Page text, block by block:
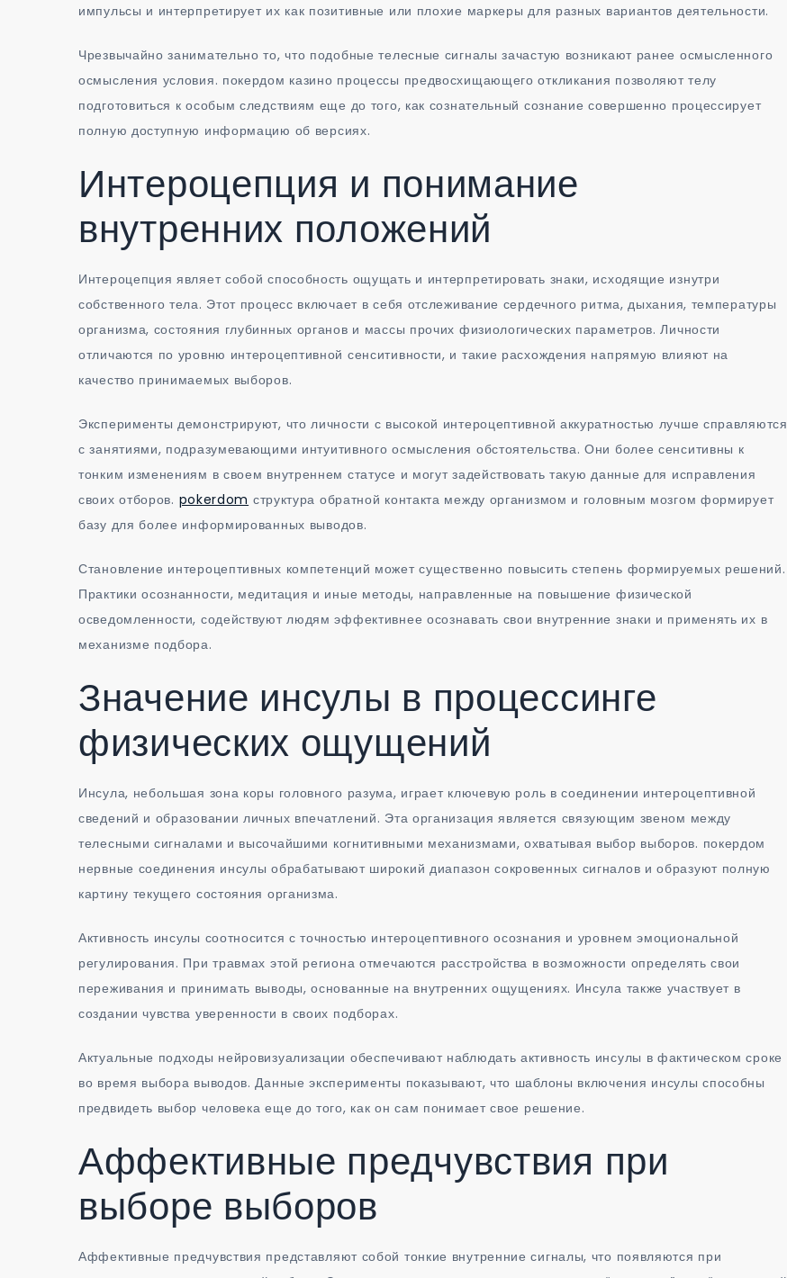
импульсы и интерпретирует их как позитивные или плохие маркеры для разных вариантов деятельности.
Чрезвычайно занимательно то, что подобные телесные сигналы зачастую возникают ранее осмысленного
осмысления условия. покердом казино процессы предвосхищающего откликания позволяют телу
подготовиться к особым следствиям еще до того, как сознательный сознание совершенно процессирует
полную доступную информацию об версиях.
Интероцепция и понимание
внутренних положений
Интероцепция являет собой способность ощущать и интерпретировать знаки, исходящие изнутри
собственного тела. Этот процесс включает в себя отслеживание сердечного ритма, дыхания, температуры
организма, состояния глубинных органов и массы прочих физиологических параметров. Личности
отличаются по уровню интероцептивной сенситивности, и такие расхождения напрямую влияют на
качество принимаемых выборов.
Эксперименты демонстрируют, что личности с высокой интероцептивной аккуратностью лучше справляются
с занятиями, подразумевающими интуитивного осмысления обстоятельства. Они более сенситивны к
тонким изменениям в своем внутреннем статусе и могут задействовать такую данные для исправления
своих отборов. pokerdom структура обратной контакта между организмом и головным мозгом формирует
базу для более информированных выводов.
Становление интероцептивных компетенций может существенно повысить степень формируемых решений.
Практики осознанности, медитация и иные методы, направленные на повышение физической
осведомленности, содействуют людям эффективнее осознавать свои внутренние знаки и применять их в
механизме подбора.
Значение инсулы в процессинге
физических ощущений
Инсула, небольшая зона коры головного разума, играет ключевую роль в соединении интероцептивной
сведений и образовании личных впечатлений. Эта организация является связующим звеном между
телесными сигналами и высочайшими когнитивными механизмами, охватывая выбор выборов. покердом
нервные соединения инсулы обрабатывают широкий диапазон сокровенных сигналов и образуют полную
картину текущего состояния организма.
Активность инсулы соотносится с точностью интероцептивного осознания и уровнем эмоциональной
регулирования. При травмах этой региона отмечаются расстройства в возможности определять свои
переживания и принимать выводы, основанные на внутренних ощущениях. Инсула также участвует в
создании чувства уверенности в своих подборах.
Актуальные подходы нейровизуализации обеспечивают наблюдать активность инсулы в фактическом сроке
во время выбора выводов. Данные эксперименты показывают, что шаблоны включения инсулы способны
предвидеть выбор человека еще до того, как он сам понимает свое решение.
Аффективные предчувствия при
выборе выборов
Аффективные предчувствия представляют собой тонкие внутренние сигналы, что появляются при